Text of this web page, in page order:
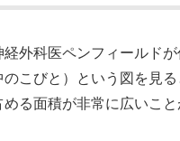
外科医ペンフィールド
こびと）という図を見
る面積が非常に広いこと